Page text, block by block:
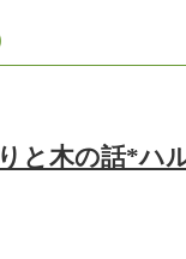
と木の話*ハ